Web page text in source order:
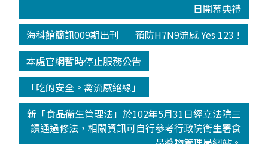
日開幕典禮
海科館簡訊009期出刊
預防H7N9流感 Yes 123 !
本處官網暫時停止服務公告
「吃的安全。禽流感絕緣」
新「食品衛生管理法」於102年5月31日經立法院三
讀通過修法，相關資訊可自行參考行政院衛生署食